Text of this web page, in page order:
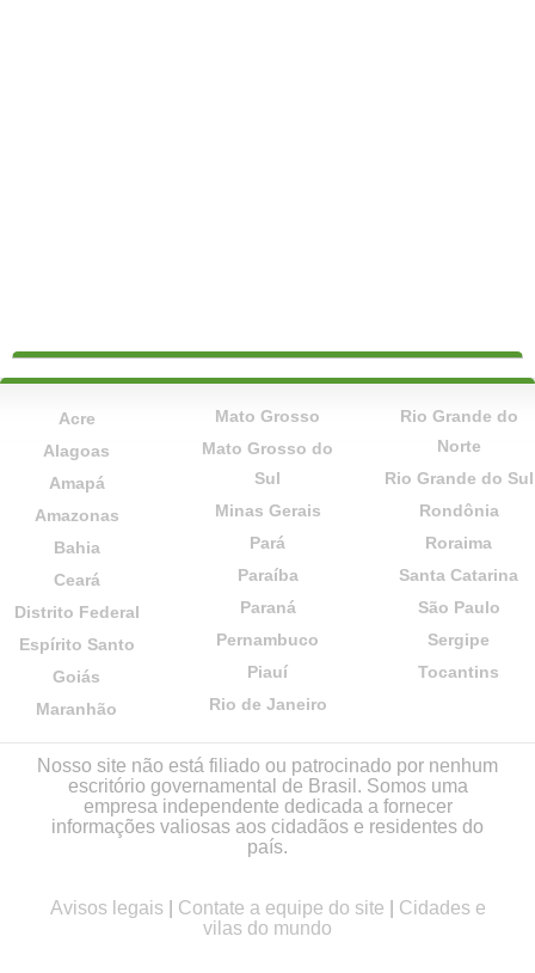
Acre
Alagoas
Amapá
Amazonas
Bahia
Ceará
Distrito Federal
Espírito Santo
Goiás
Maranhão
Mato Grosso
Mato Grosso do
Sul
Minas Gerais
Pará
Paraíba
Paraná
Pernambuco
Piauí
Rio de Janeiro
Rio Grande do
Norte
Rio Grande do Sul
Rondônia
Roraima
Santa Catarina
São Paulo
Sergipe
Tocantins
Nosso site não está filiado ou patrocinado por nenhum
escritório governamental de Brasil. Somos uma
empresa independente dedicada a fornecer
informações valiosas aos cidadãos e residentes do
país.
Avisos legais Contate a equipe do site
Cidades e
vilas do mundo